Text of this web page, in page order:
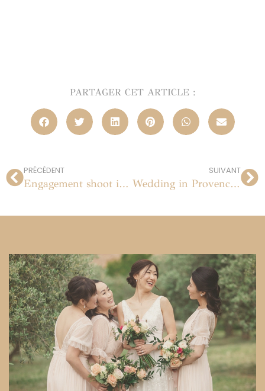
PARTAGER CET ARTICLE :
PRÉCÉDENT
Engagement shoot in Arles, Provence
SUIVANT
Wedding in Provence : le Mas de la Rose